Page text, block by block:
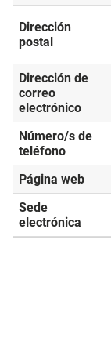
Dirección
postal
Dirección de
correo
electrónico
Número/s de
teléfono
Página web
Sede
electrónica